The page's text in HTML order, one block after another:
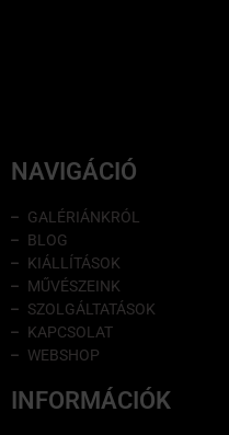
NAVIGÁCIÓ
GALÉRIÁNKRÓL
BLOG
KIÁLLÍTÁSOK
MŰVÉSZEINK
SZOLGÁLTATÁSOK
KAPCSOLAT
WEBSHOP
INFORMÁCIÓK